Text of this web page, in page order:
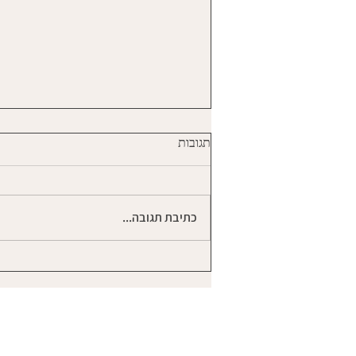
כמה פעמים התאהבת ?
כמה פעמים התאהבת בגבר ? כמה
הלכת לאיבוד בתוך מנעד הרגשות
שהתעוררו בך שם...
תגובות
כתיבת תגובה...